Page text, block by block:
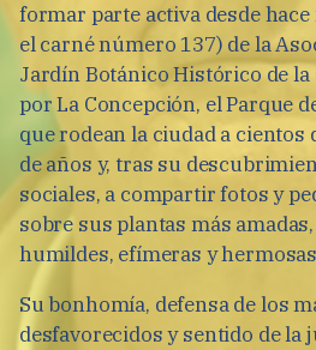
formar parte activa desde
el carné número 137) de la
Jardín Botánico Histórico de la
por La Concepción, el Parque
que rodean la ciudad a cientos
de años y, tras su
sociales, a compartir fotos y
sobre sus plantas más
humildes, efímeras y
Su bonhomía, defensa de los
desfavorecidos y sentido de la